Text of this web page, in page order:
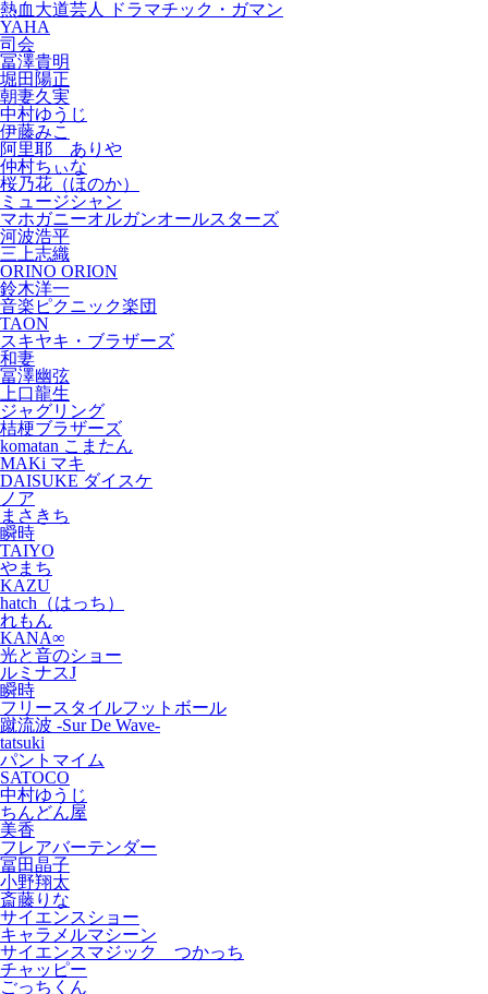
熱血大道芸人 ドラマチック・ガマン
YAHA
司会
冨澤貴明
堀田陽正
朝妻久実
中村ゆうじ
伊藤みこ
阿里耶 ありや
仲村ちぃな
桜乃花（ほのか）
ミュージシャン
マホガニーオルガンオールスターズ
河波浩平
三上志織
ORINO ORION
鈴木洋一
音楽ピクニック楽団
TAON
スキヤキ・ブラザーズ
和妻
冨澤幽弦
上口龍生
ジャグリング
桔梗ブラザーズ
komatan こまたん
MAKi マキ
DAISUKE ダイスケ
ノア
まさきち
瞬時
TAIYO
やまち
KAZU
hatch（はっち）
れもん
KANA∞
光と音のショー
ルミナスJ
瞬時
フリースタイルフットボール
蹴流波 -Sur De Wave-
tatsuki
パントマイム
SATOCO
中村ゆうじ
ちんどん屋
美香
フレアバーテンダー
冨田晶子
小野翔太
斎藤りな
サイエンスショー
キャラメルマシーン
サイエンスマジック つかっち
チャッピー
ごっちくん